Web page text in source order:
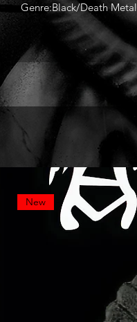
Genre:Black/Death Metal
New